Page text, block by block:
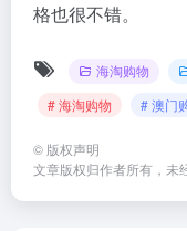
格也很不错。
海淘购物
# 海淘购物
# 澳门
© 版权声明
文章版权归作者所有，未